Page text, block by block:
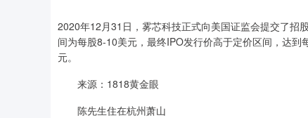
2020年12月31日，雾芯科技正式向美国证监会提交了招
间为每股8-10美元，最终IPO发行价高于定价区间，达
元。
来源：1818黄金眼
陈先生住在杭州萧山